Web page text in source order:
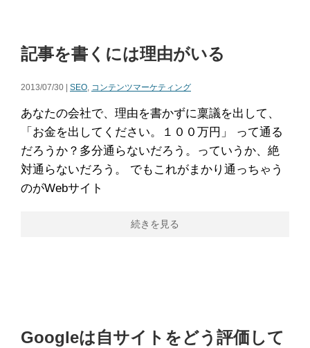
記事を書くには理由がいる
2013/07/30 | SEO, コンテンツマーケティング
あなたの会社で、理由を書かずに稟議を出して、
「お金を出してください。１００万円」 って通る
だろうか？多分通らないだろう。っていうか、絶
対通らないだろう。 でもこれがまかり通っちゃう
のがWebサイト
続きを見る
Googleは自サイトをどう評価して